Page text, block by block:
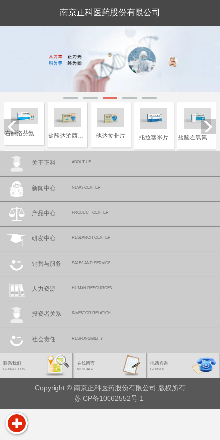
南京正科医药股份有限公司
右酮洛芬氨汀三醇注射液 盐酸达泊西汀片 他达拉非片 托拉塞米片 盐酸左氧氟沙星片
复合磷酸氢钾注射液
关于正科 ABOUT US
新闻中心 NEWS CENTER
产品中心 PRODUCT CENTER
研发中心 RESEARCH CENTER
销售与服务 SALES AND SERVICE
人力资源 HUMAN RESOURCES
投资者关系 INVESTOR RELATION
社会责任 RESPONSIBILITY
联系我们
CONTACT US
在线留言
MESSAGE
电话咨询
CONSULT
Copyright © 南京正科医药股份有限公司 版权所有
苏ICP备10062552号-1